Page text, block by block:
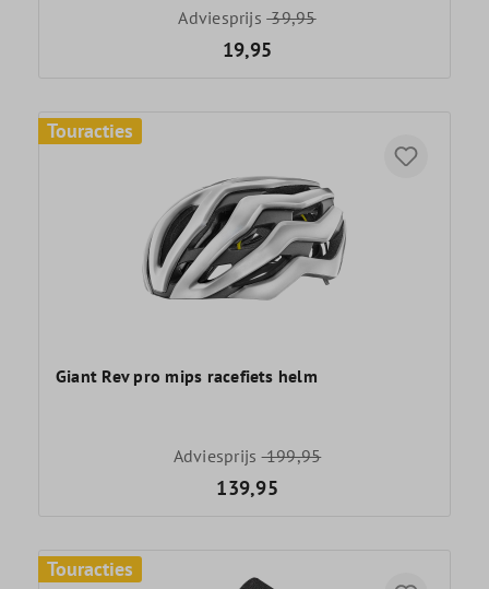
Adviesprijs39,95
19,95
Touracties
Giant Rev pro mips racefiets helm
Adviesprijs199,95
139,95
Touracties